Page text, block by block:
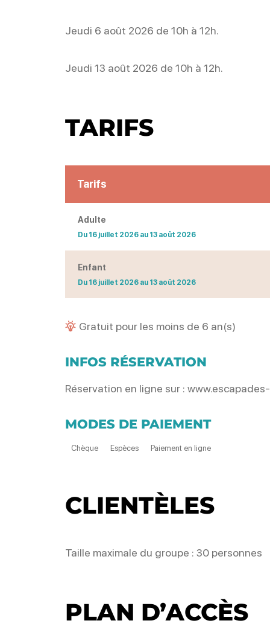
Jeudi 6 août 2026 de 10h à 12h.
Jeudi 13 août 2026 de 10h à 12h.
TARIFS
Tarifs
Adulte
Du 16 juillet 2026 au 13 août 2026
Enfant
Du 16 juillet 2026 au 13 août 2026
Gratuit pour les moins de 6 an(s)
INFOS RÉSERVATION
Réservation en ligne sur :
MODES DE PAIEMENT
Chèque Espèces Paiement en ligne
CLIENTÈLES
Taille maximale du groupe : 30 personnes
PLAN D’ACCÈS